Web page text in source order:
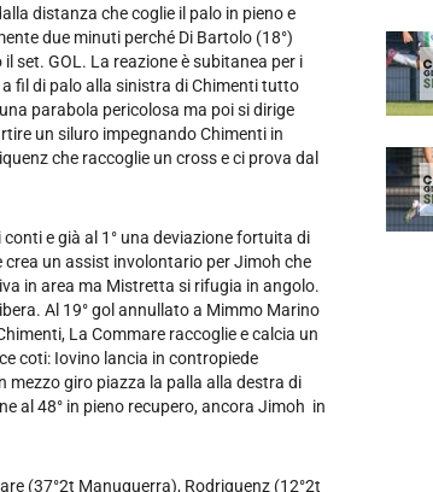
distanza che coglie il palo in pieno e
due minuti perché Di Bartolo (18°)
set. GOL. La reazione è subitanea per i
fil di palo alla sinistra di Chimenti tutto
parabola pericolosa ma poi si dirige
un siluro impegnando Chimenti in
che raccoglie un cross e ci prova dal
e già al 1° una deviazione fortuita di
un assist involontario per Jimoh che
in area ma Mistretta si rifugia in angolo.
Al 19° gol annullato a Mimmo Marino
La Commare raccoglie e calcia un
coti: Iovino lancia in contropiede
mezzo giro piazza la palla alla destra di
al 48° in pieno recupero, ancora Jimoh in
(37°2t Manuguerra), Rodriquenz (12°2t